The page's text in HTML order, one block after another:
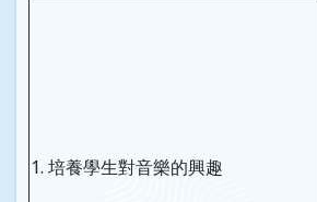
1. 培養學生對音樂的興趣